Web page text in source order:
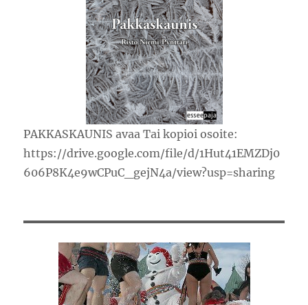
PAKKASKAUNIS avaa Tai kopioi osoite:
https://drive.google.com/file/d/1Hut41EMZDj0
606P8K4e9wCPuC_gejN4a/view?usp=sharing